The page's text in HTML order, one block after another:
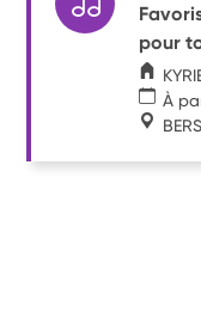
pour
À